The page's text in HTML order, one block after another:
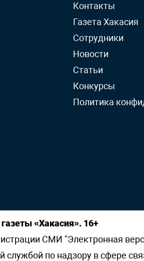
Контакты
Газета Хакасия
Сотрудники
Новости
Статьи
Конкурсы
Политика
«Хакасия». 16+
СМИ "Электронная
службой по надзору в сфере